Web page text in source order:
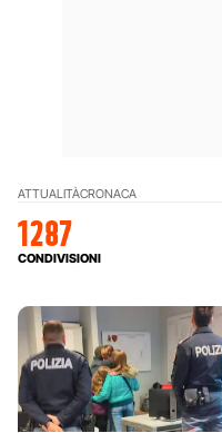
ATTUALITÀCRONACA
1287
CONDIVISIONI